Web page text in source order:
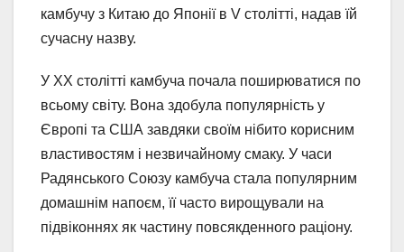
камбучу з Китаю до Японії в V столітті, надав їй
сучасну назву.
У XX столітті камбуча почала поширюватися по
всьому світу. Вона здобула популярність у
Європі та США завдяки своїм нібито корисним
властивостям і незвичайному смаку. У часи
Радянського Союзу камбуча стала популярним
домашнім напоєм, її часто вирощували на
підвіконнях як частину повсякденного раціону.